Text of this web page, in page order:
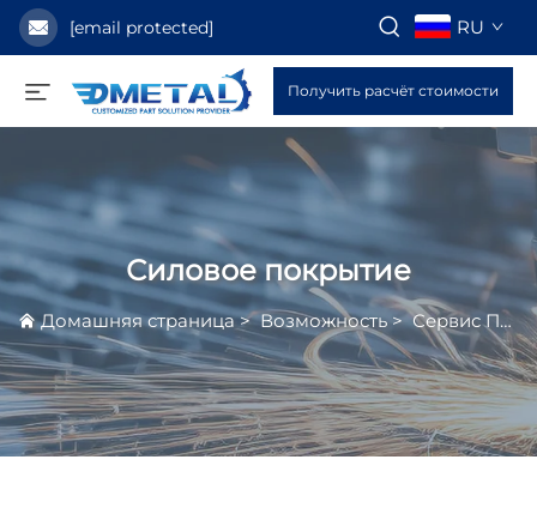
[email protected] RU
Получить расчёт стоимости
Силовое покрытие
Домашняя страница>Возможность>Сервис Поверхностной Обработки